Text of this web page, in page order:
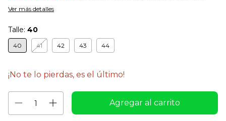
Ver más detalles
Talle: 40
40 41 42 43 44
¡No te lo pierdas, es el último!